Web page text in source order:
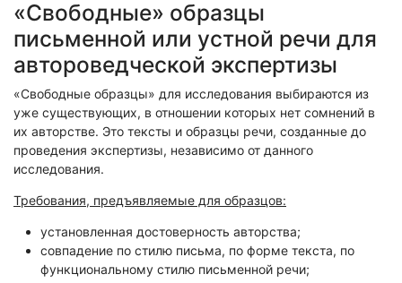
«Свободные» образцы
письменной или устной речи для
автороведческой экспертизы
«Свободные образцы» для исследования выбираются из
уже существующих, в отношении которых нет сомнений в
их авторстве. Это тексты и образцы речи, созданные до
проведения экспертизы, независимо от данного
исследования.
Требования, предъявляемые для образцов:
установленная достоверность авторства;
совпадение по стилю письма, по форме текста, по
функциональному стилю письменной речи;